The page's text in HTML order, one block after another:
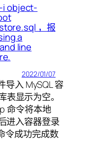
i object-
，报
a
line
2022/01/07
导入 MySQL 容
显示为空。
命令将本地
进入容器登录
令成功完成数